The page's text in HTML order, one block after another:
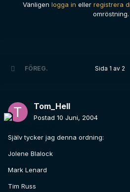
Vänligen logga in eller registrera
omröstning.
FÖREG. Sida 1 av 2
Tom_Hell
Postad 10 Juni, 2004
Själv tycker jag denna ordning:
Jolene Blalock
Mark Lenard
Tim Russ